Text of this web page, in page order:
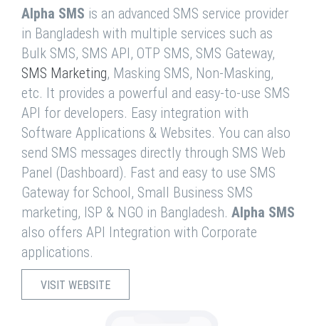
Alpha SMS is an advanced SMS service provider
in Bangladesh with multiple services such as
Bulk SMS, SMS API, OTP SMS, SMS Gateway,
SMS Marketing, Masking SMS, Non-Masking,
etc. It provides a powerful and easy-to-use SMS
API for developers. Easy integration with
Software Applications & Websites. You can also
send SMS messages directly through SMS Web
Panel (Dashboard). Fast and easy to use SMS
Gateway for School, Small Business SMS
marketing, ISP & NGO in Bangladesh. Alpha SMS
also offers API Integration with Corporate
applications.
VISIT WEBSITE